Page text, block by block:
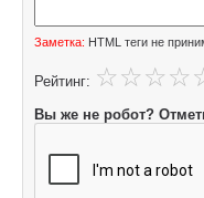
Заметка: HTML теги не
Рейтинг:
Вы же не робот?